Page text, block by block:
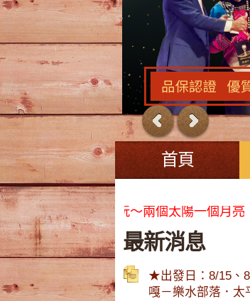
首頁
部落就醬玩～兩個太陽一個月亮「嘎嘎－
最新消息
★出發日：8/15、
嘎－樂水部落．